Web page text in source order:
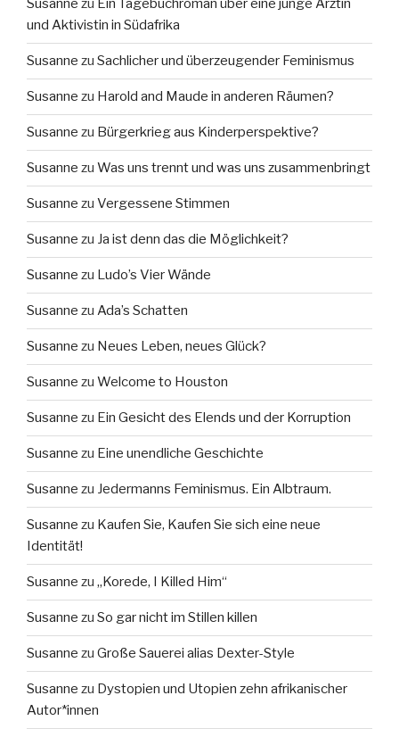
Susanne zu Ein Tagebuchroman über eine junge Ärztin
und Aktivistin in Südafrika
Susanne zu Sachlicher und überzeugender Feminismus
Susanne zu Harold and Maude in anderen Räumen?
Susanne zu Bürgerkrieg aus Kinderperspektive?
Susanne zu Was uns trennt und was uns zusammenbringt
Susanne zu Vergessene Stimmen
Susanne zu Ja ist denn das die Möglichkeit?
Susanne zu Ludo’s Vier Wände
Susanne zu Ada’s Schatten
Susanne zu Neues Leben, neues Glück?
Susanne zu Welcome to Houston
Susanne zu Ein Gesicht des Elends und der Korruption
Susanne zu Eine unendliche Geschichte
Susanne zu Jedermanns Feminismus. Ein Albtraum.
Susanne zu Kaufen Sie, Kaufen Sie sich eine neue
Identität!
Susanne zu „Korede, I Killed Him“
Susanne zu So gar nicht im Stillen killen
Susanne zu Große Sauerei alias Dexter-Style
Susanne zu Dystopien und Utopien zehn afrikanischer
Autor*innen